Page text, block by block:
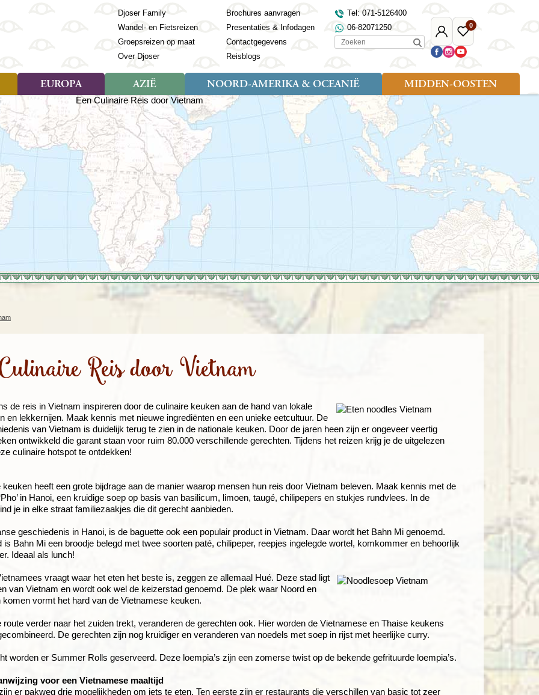
Mijn
Djoser
0
Favoriete
reizen
Djoser Family
Wandel- en Fietsreizen
Groepsreizen op maat
Over Djoser
Brochures aanvragen
Presentaties & Infodagen
Contactgegevens
Reisblogs
Tel: 071-5126400
06-82071250
Zoeken
en Principe
(Frans) Guyana
Galapagos
Guatemala
Honduras
Mexico
Nicaragua
Paaseiland
Paraguay
Suriname
EUROPA
Soort reizen
Rondreis (28)
Familiereis (11)
Fietsreis (8)
Wandelreis (23)
Landen
Albanië
Andorra
Armenië
Azerbeidzjan
Azoren
Balkan
Baltische Staten
Bosnië en Herzegovina
Bulgarije
Engeland
Estland
Finland
Frankrijk
Griekenland
Montenegro
Noord-Macedonië
Noorwegen
Polen
Portugal
Roemenië
Sardinië
Verenigd Koninkrijk
AZIË
Soort reizen
Rondreis (57)
Familiereis (22)
Fietsreis (3)
Cultuur (28)
Natuur (16)
Nieuwe reizen
Rondreis China & Tibet, 42
dagen
Rondreis Sulawesi &
Molukken, 22 dagen
Landen
Bangladesh
Laos
Malediven
Maleisië
Mongolië
Nepal
Oezbekistan
Singapore
Zuid-Korea
NOORD-AMERIKA & OCEANIË
Soort reizen
Rondreis (7)
Familiereis (2)
Natuur (5)
Landen
Nieuw-Zeeland
Verenigde Staten
MIDDEN-OOSTEN
Soort reizen
Familiereis (9)
Fietsreis (1)
Landen
Egypte
Jordanië
Marokko
Oman
Saoedi-Arabië
Tunesië
Turkije
Reis door Vietnam
de reis in Vietnam inspireren door de culinaire keuken aan de hand van lokale
en lekkernijen. Maak kennis met nieuwe ingrediënten en een unieke eetcultuur. De
van Vietnam is duidelijk terug te zien in de nationale keuken. Door de jaren heen zijn er ongeveer veertig
ontwikkeld die garant staan voor ruim 80.000 verschillende gerechten. Tijdens het reizen krijg je de uitgelezen
culinaire hotspot te ontdekken!
keuken heeft een grote bijdrage aan de manier waarop mensen hun reis door Vietnam beleven. Maak kennis met de
in Hanoi, een kruidige soep op basis van basilicum, limoen, taugé, chilipepers en stukjes rundvlees. In de
je in elke straat familiezaakjes die dit gerecht aanbieden.
geschiedenis in Hanoi, is de baguette ook een populair product in Vietnam. Daar wordt het Bahn Mi genoemd.
is Bahn Mi een broodje belegd met twee soorten paté, chilipeper, reepjes ingelegde wortel, komkommer en behoorlijk
Ideaal als lunch!
vraagt waar het eten het beste is, zeggen ze allemaal Hué. Deze stad ligt
van Vietnam en wordt ook wel de keizerstad genoemd. De plek waar Noord en
komen vormt het hard van de Vietnamese keuken.
route verder naar het zuiden trekt, veranderen de gerechten ook. Hier worden de Vietnamese en Thaise keukens
De gerechten zijn nog kruidiger en veranderen van noedels met soep in rijst met heerlijke curry.
worden er Summer Rolls geserveerd. Deze loempia’s zijn een zomerse twist op de bekende gefrituurde loempia’s.
voor een Vietnamese maaltijd
er pakweg drie mogelijkheden om iets te eten. Ten eerste zijn er restaurants die verschillen van basic tot zeer